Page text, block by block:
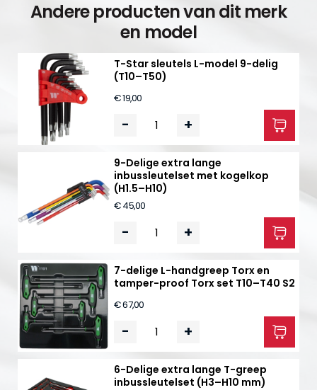
Andere producten van dit merk
en model
T-Star sleutels L-model 9-delig
(T10–T50)
€ 19,00
- +
9-Delige extra lange
inbussleutelset met kogelkop
(H1.5–H10)
€ 45,00
- +
7-delige L-handgreep Torx en
tamper-proof Torx set T10–T40 S2
€ 67,00
- +
6-Delige extra lange T-greep
inbussleutelset (H3–H10 mm)